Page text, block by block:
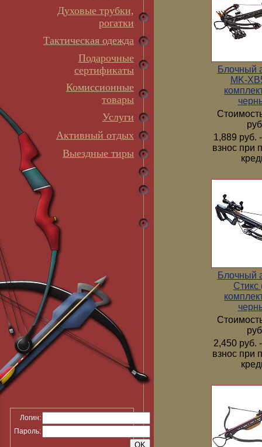
Духовые трубки,
рогатки
Тактическая одежда
Подарочные
сертификаты
Комиссионные
товары
Услуги
Активный отдых
Выездные тиры
Логин:
Пароль:
Блочный
MK-
1,889 руб.
взнос при
Блочный
Стикс
2,450 руб.
взнос при